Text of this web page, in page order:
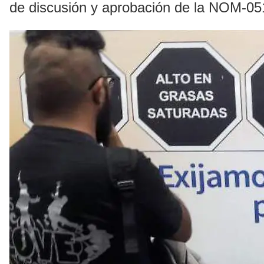
de discusión y aprobación de la NOM-